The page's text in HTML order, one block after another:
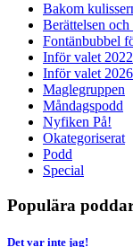
Bakom
Berättelsen
Fontänbubbel
Inför valet 2022
Inför valet 2026
Maglegruppen
Måndagspodd
Nyfiken På!
Okategoriserat
Podd
Special
Populära
Det var inte jag!